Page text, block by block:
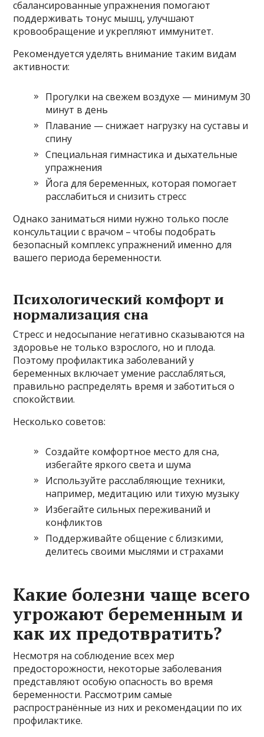
сбалансированные упражнения помогают
поддерживать тонус мышц, улучшают
кровообращение и укрепляют иммунитет.
Рекомендуется уделять внимание таким видам
активности:
Прогулки на свежем воздухе — минимум 30
минут в день
Плавание — снижает нагрузку на суставы и
спину
Специальная гимнастика и дыхательные
упражнения
Йога для беременных, которая помогает
расслабиться и снизить стресс
Однако заниматься ними нужно только после
консультации с врачом – чтобы подобрать
безопасный комплекс упражнений именно для
вашего периода беременности.
Психологический комфорт и
нормализация сна
Стресс и недосыпание негативно сказываются на
здоровье не только взрослого, но и плода.
Поэтому профилактика заболеваний у
беременных включает умение расслабляться,
правильно распределять время и заботиться о
спокойствии.
Несколько советов:
Создайте комфортное место для сна,
избегайте яркого света и шума
Используйте расслабляющие техники,
например, медитацию или тихую музыку
Избегайте сильных переживаний и
конфликтов
Поддерживайте общение с близкими,
делитесь своими мыслями и страхами
Какие болезни чаще всего
угрожают беременным и
как их предотвратить?
Несмотря на соблюдение всех мер
предосторожности, некоторые заболевания
представляют особую опасность во время
беременности. Рассмотрим самые
распространённые из них и рекомендации по их
профилактике.